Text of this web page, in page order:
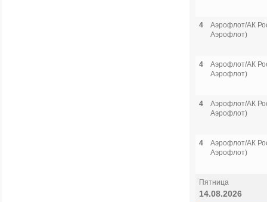
4
Аэрофлот/АК
Аэрофлот)
4
Аэрофлот/АК
Аэрофлот)
4
Аэрофлот/АК
Аэрофлот)
4
Аэрофлот/АК
Аэрофлот)
Пятница
14.08.2026